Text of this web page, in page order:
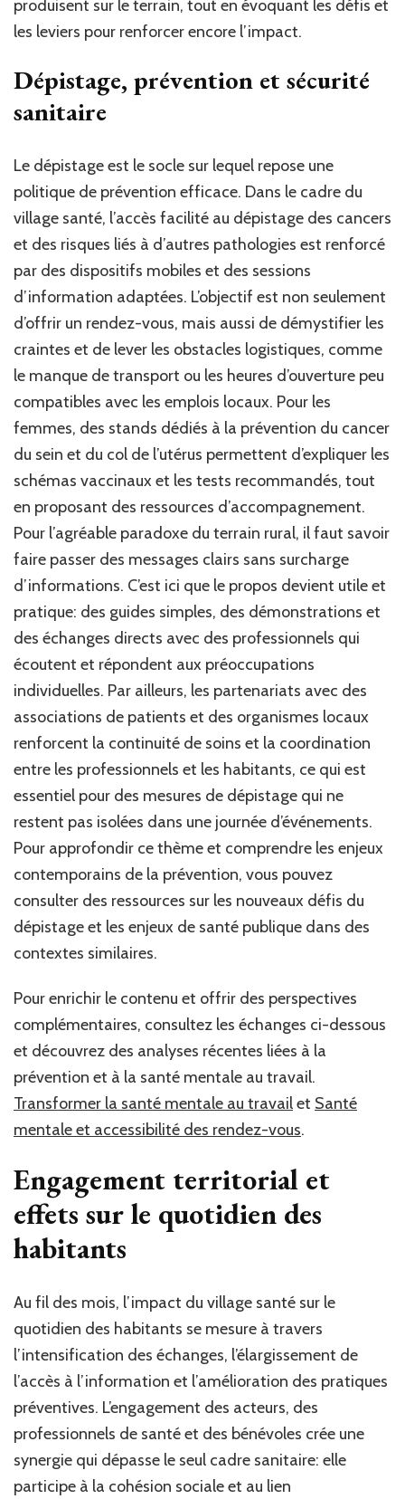
produisent sur le terrain, tout en évoquant les défis et
les leviers pour renforcer encore l’impact.
Dépistage, prévention et sécurité
sanitaire
Le dépistage est le socle sur lequel repose une
politique de prévention efficace. Dans le cadre du
village santé, l’accès facilité au dépistage des cancers
et des risques liés à d’autres pathologies est renforcé
par des dispositifs mobiles et des sessions
d’information adaptées. L’objectif est non seulement
d’offrir un rendez-vous, mais aussi de démystifier les
craintes et de lever les obstacles logistiques, comme
le manque de transport ou les heures d’ouverture peu
compatibles avec les emplois locaux. Pour les
femmes, des stands dédiés à la prévention du cancer
du sein et du col de l’utérus permettent d’expliquer les
schémas vaccinaux et les tests recommandés, tout
en proposant des ressources d’accompagnement.
Pour l’agréable paradoxe du terrain rural, il faut savoir
faire passer des messages clairs sans surcharge
d’informations. C’est ici que le propos devient utile et
pratique: des guides simples, des démonstrations et
des échanges directs avec des professionnels qui
écoutent et répondent aux préoccupations
individuelles. Par ailleurs, les partenariats avec des
associations de patients et des organismes locaux
renforcent la continuité de soins et la coordination
entre les professionnels et les habitants, ce qui est
essentiel pour des mesures de dépistage qui ne
restent pas isolées dans une journée d’événements.
Pour approfondir ce thème et comprendre les enjeux
contemporains de la prévention, vous pouvez
consulter des ressources sur les nouveaux défis du
dépistage et les enjeux de santé publique dans des
contextes similaires.
Pour enrichir le contenu et offrir des perspectives
complémentaires, consultez les échanges ci-dessous
et découvrez des analyses récentes liées à la
prévention et à la santé mentale au travail.
Transformer la santé mentale au travailet Santé
mentale et accessibilité des rendez-vous.
Engagement territorial et
effets sur le quotidien des
habitants
Au fil des mois, l’impact du village santé sur le
quotidien des habitants se mesure à travers
l’intensification des échanges, l’élargissement de
l’accès à l’information et l’amélioration des pratiques
préventives. L’engagement des acteurs, des
professionnels de santé et des bénévoles crée une
synergie qui dépasse le seul cadre sanitaire: elle
participe à la cohésion sociale et au lien